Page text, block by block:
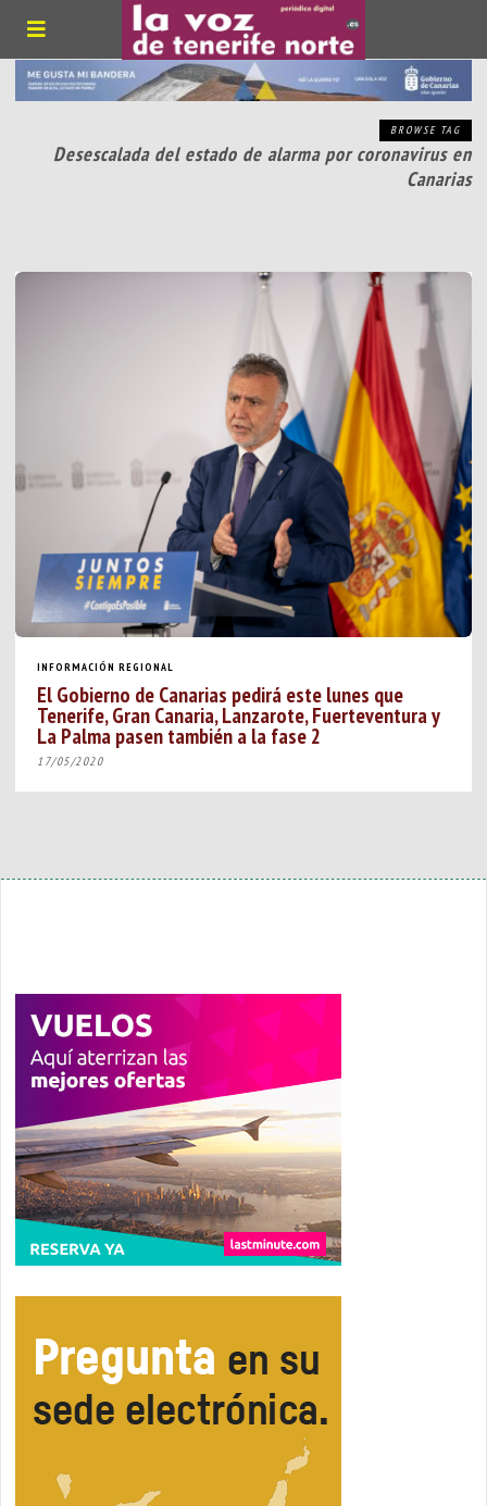
BROWSE TAG
Desescalada del estado de alarma por coronavirus en
Canarias
INFORMACIÓN REGIONAL
El Gobierno de Canarias pedirá este lunes que
Tenerife, Gran Canaria, Lanzarote, Fuerteventura y
La Palma pasen también a la fase 2
17/05/2020